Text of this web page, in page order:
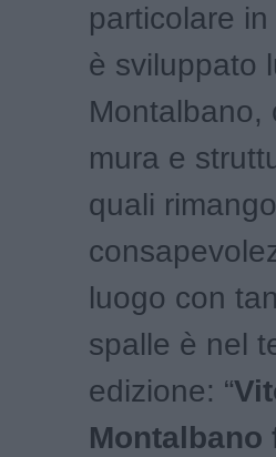
particolare
è sviluppato
Montalbano,
mura e
quali
luogo con
spalle è nel
edizione: “
Montalbano